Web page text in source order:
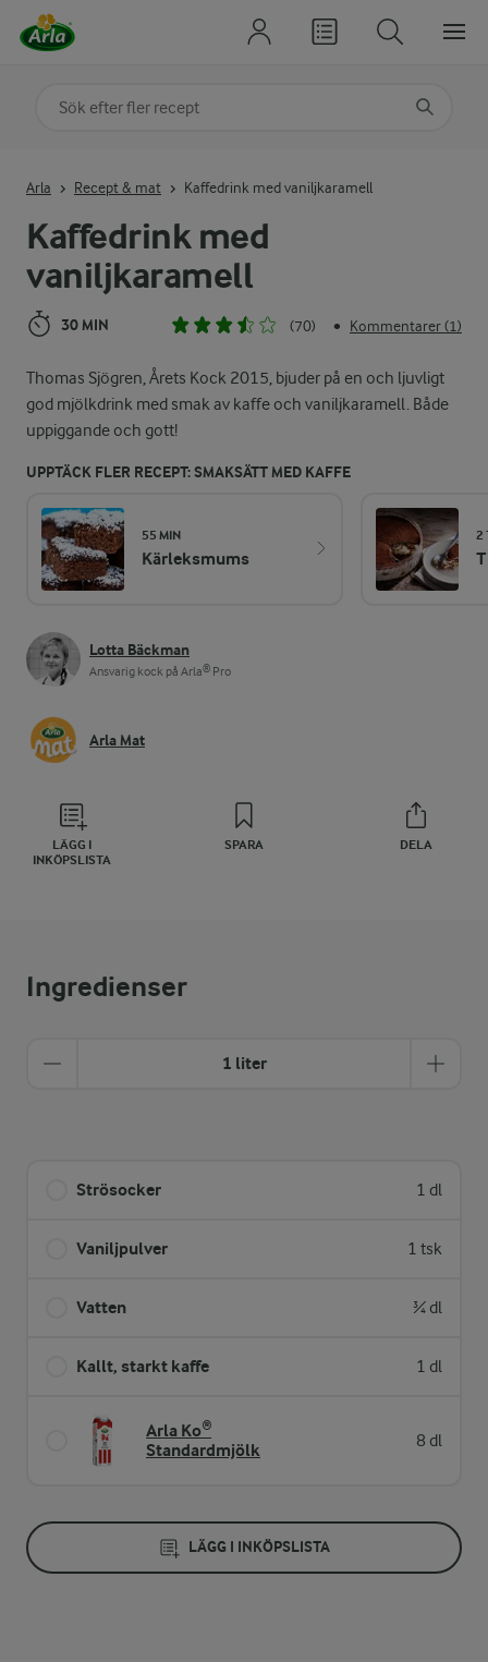
Kaffedrink med
vaniljkaramell
30 MIN (70) • Kommentarer (1)
Thomas Sjögren, Årets Kock 2015, bjuder på en och ljuvligt
god mjölkdrink med smak av kaffe och vaniljkaramell. Både
uppiggande och gott!
UPPTÄCK FLER RECEPT: SMAKSÄTT MED KAFFE
55 MIN
Kärleksmums
2
Lotta Bäckman
Ansvarig kock på Arla® Pro
Arla Mat
LÄGG I
INKÖPSLISTA
SPARA DELA
Arla Recept & mat Kaffedrink med vaniljkaramell
Ingredienser
1 liter
Strösocker 1 dl
Vaniljpulver 1 tsk
Vatten ¾ dl
Kallt, starkt kaffe 1 dl
Arla Ko®
Standardmjölk
8 dl
LÄGG I INKÖPSLISTA
Sök på kategori eller ingrediens